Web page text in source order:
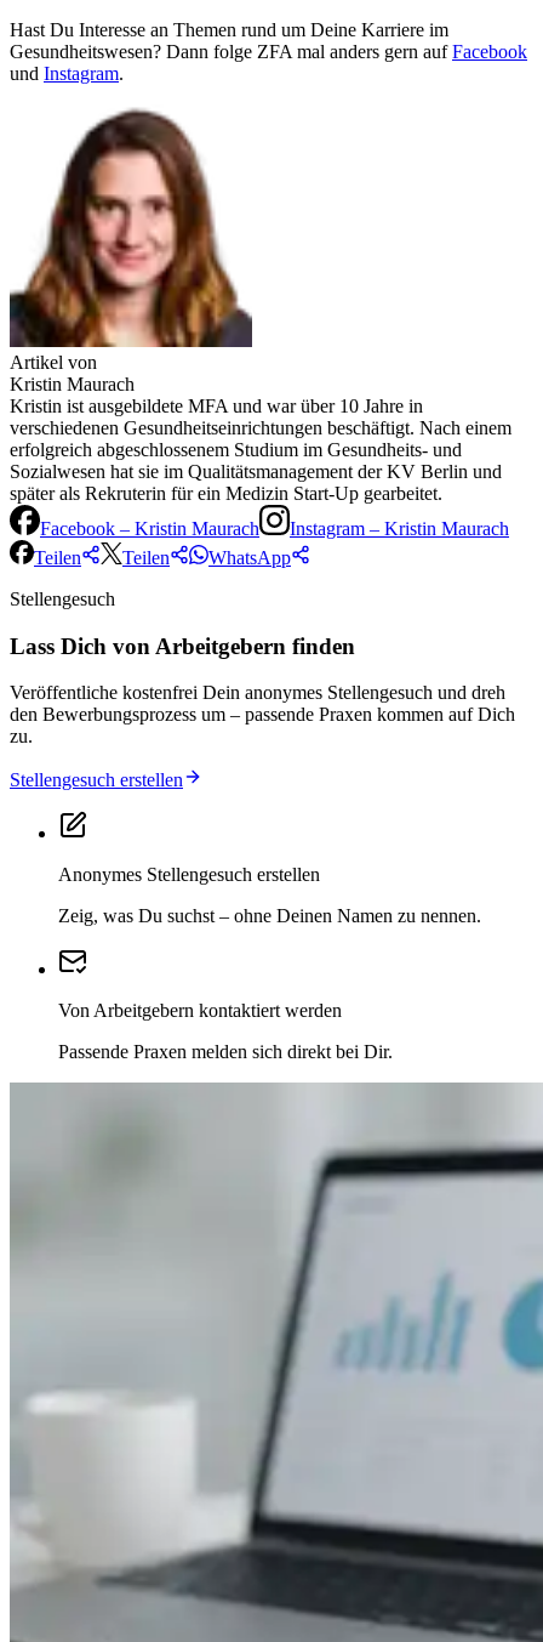
Hast Du Interesse an Themen rund um Deine Karriere im
Gesundheitswesen? Dann folge ZFA mal anders gern auf Facebook
und Instagram.
Artikel von
Kristin Maurach
Kristin ist ausgebildete MFA und war über 10 Jahre in
verschiedenen Gesundheitseinrichtungen beschäftigt. Nach einem
erfolgreich abgeschlossenem Studium im Gesundheits- und
Sozialwesen hat sie im Qualitätsmanagement der KV Berlin und
später als Rekruterin für ein Medizin Start-Up gearbeitet.
Facebook – Kristin Maurach Instagram – Kristin Maurach
Teilen
Teilen
WhatsApp
Stellengesuch
Lass Dich von Arbeitgebern finden
Veröffentliche kostenfrei Dein anonymes Stellengesuch und dreh
den Bewerbungsprozess um – passende Praxen kommen auf Dich
zu.
Stellengesuch erstellen
Anonymes Stellengesuch erstellen
Zeig, was Du suchst – ohne Deinen Namen zu nennen.
Von Arbeitgebern kontaktiert werden
Passende Praxen melden sich direkt bei Dir.